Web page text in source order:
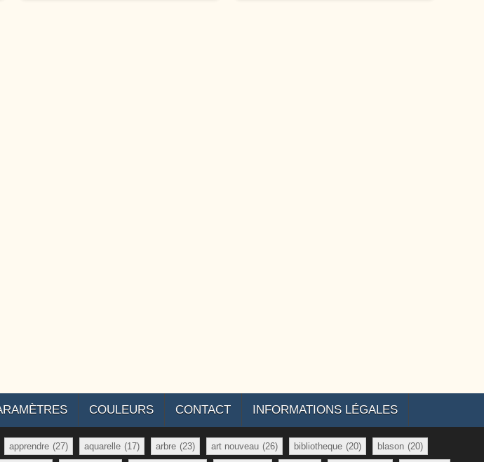
COULEURS CONTACT INFORMATIONS LÉGALES
apprendre (27) aquarelle (17) arbre (23) art nouveau (26) bibliotheque (20) blason (20)